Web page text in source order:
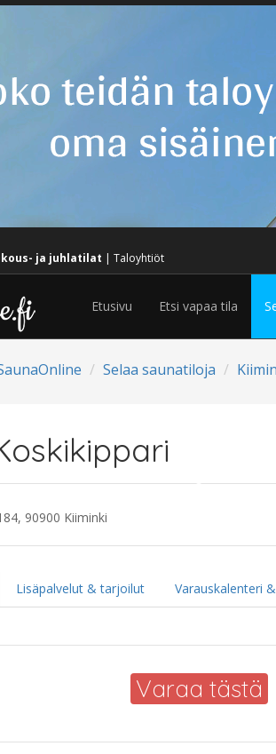
ja juhlatilat | Taloyhtiöt
Etusivu Etsi vapaa tila
Selaa saunatiloja
90900 Kiiminki
Lisäpalvelut & tarjoilut Varauskalenteri
Varaa tästä